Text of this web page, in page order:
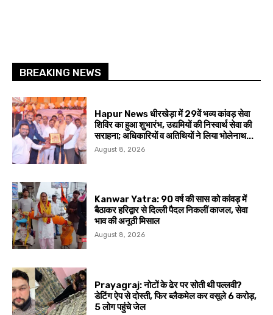
BREAKING NEWS
Hapur News धीरखेड़ा में 29वें भव्य कांवड़ सेवा
शिविर का हुआ शुभारंभ, उद्यमियों की निस्वार्थ सेवा की
सराहना; अधिकारियों व अतिथियों ने लिया भोलेनाथ...
August 8, 2026
Kanwar Yatra: 90 वर्ष की सास को कांवड़ में
बैठाकर हरिद्वार से दिल्ली पैदल निकलीं काजल, सेवा
भाव की अनूठी मिसाल
August 8, 2026
Prayagraj: नोटों के ढेर पर सोती थी पल्लवी?
डेटिंग ऐप से दोस्ती, फिर ब्लैकमेल कर वसूले ₹6 करोड़,
5 लोग पहुंचे जेल